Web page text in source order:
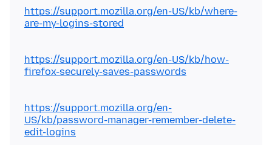
https://support.mozilla.org/en-US/kb/where-
are-my-logins-stored
https://support.mozilla.org/en-US/kb/how-
firefox-securely-saves-passwords
https://support.mozilla.org/en-
US/kb/password-manager-remember-delete-
edit-logins